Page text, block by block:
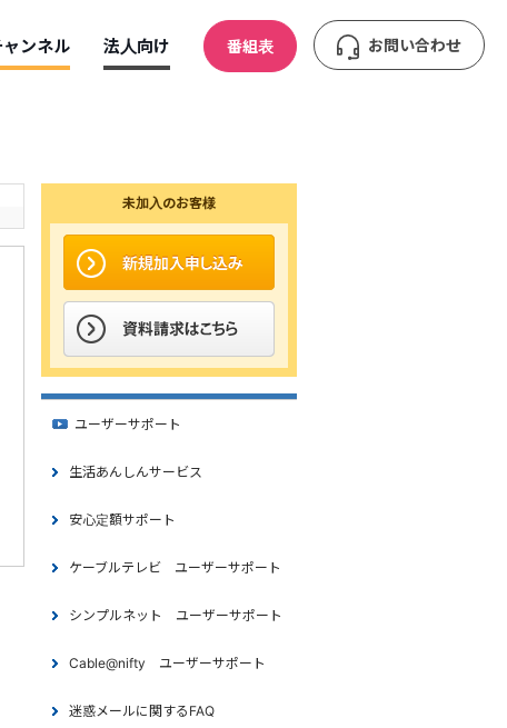
ンネル 法人向け 番組表 お問い合わせ
未加入のお客様
ユーザーサポート
生活あんしんサービス
安心定額サポート
ケーブルテレビ ユーザーサポート
シンプルネット ユーザーサポート
Cable@nifty ユーザーサポート
迷惑メールに関するFAQ